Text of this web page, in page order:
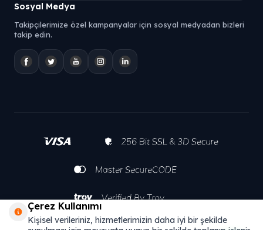
Sosyal Medya
Takipçilerimize özel kampanyalar için sosyal medyadan bizleri
takip edin.
Çerez Kullanımı
Kişisel verileriniz, hizmetlerimizin daha iyi bir şekilde